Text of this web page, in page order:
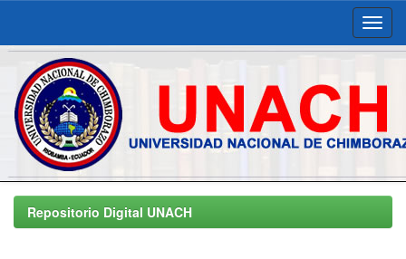
Skip
navigationRepositorio Digital UNACH